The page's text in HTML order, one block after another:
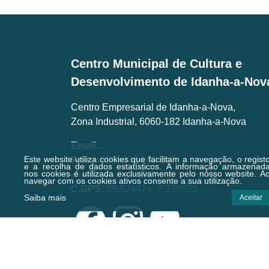
Este website utiliza cookies que facilitam a navegação, o
e a recolha de dados estatísticos.A informação armazenada
nos cookies é utilizada exclusivamente pelo nosso website.
navegar com os cookies ativos consente a sua utilização.
Saiba mais
Aceitar
Centro Municipal de Cultura e
Desenvolvimento de Idanha-a-
Centro Empresarial de Idanha-a-Nova,
Zona Industrial, 6060-182 Idanha-a-Nova
Email.:
geral@cmcd.pt
Tel.: (+351) 277 200 010
(Chamada para a rede fixa nacional)
C.GPS: 39.924474,-7.238823